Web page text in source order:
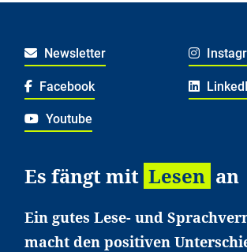
Newsletter
Facebook
Youtube
Es fängt mit Lesen an
Ein gutes Lese- und
macht den positiven